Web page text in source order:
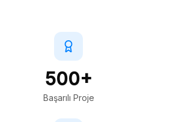
500+
Başarılı Proje